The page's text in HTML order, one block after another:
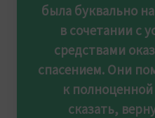
была буквально
в сочетании с
средствами
спасением. Они
к
сказать,